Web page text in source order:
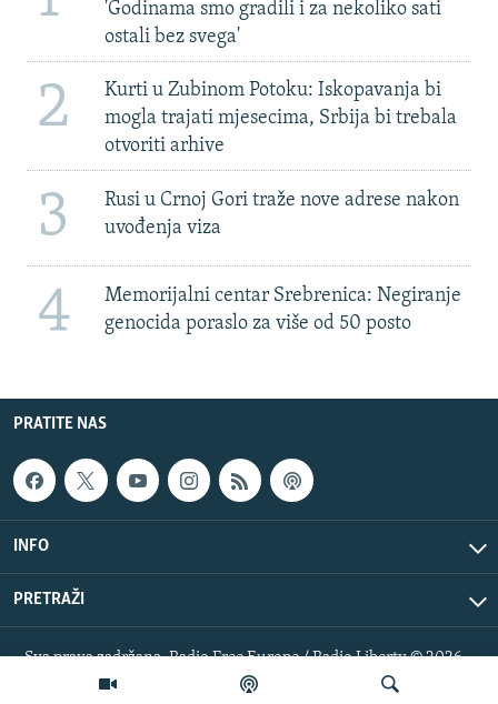
'Godinama smo gradili i za nekoliko sati
ostali bez svega'
2
Kurti u Zubinom Potoku: Iskopavanja bi
mogla trajati mjesecima, Srbija bi trebala
otvoriti arhive
3
Rusi u Crnoj Gori traže nove adrese nakon
uvođenja viza
4
Memorijalni centar Srebrenica: Negiranje
genocida poraslo za više od 50 posto
PRATITE NAS
INFO
PRETRAŽI
Sva prava zadržana. Radio Free Europe / Radio Liberty © 2026
RFE/RL, Inc.